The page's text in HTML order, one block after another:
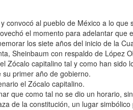
convocó al pueblo de México a lo
el momento para adelantar que
los siete años del inicio de la
Sheinbaum con respaldo de López
Zócalo capitalino tal y como han sido
primer año de gobierno.
el Zócalo capitalino.
que como tal no se dio un horario,
de la constitución, un lugar